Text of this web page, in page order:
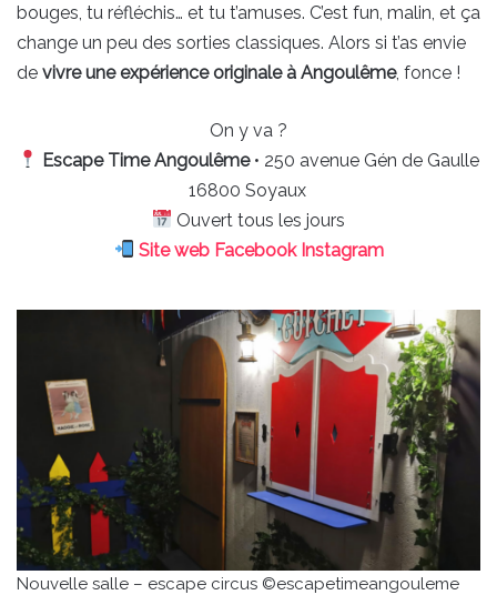
bouges, tu réfléchis… et tu t’amuses. C’est fun, malin, et ça
change un peu des sorties classiques. Alors si t’as envie
de vivre une expérience originale à Angoulême, fonce !
On y va ?
Escape Time Angoulême• 250 avenue Gén de Gaulle
16800 Soyaux
Ouvert tous les jours
Site web Facebook Instagram
Nouvelle salle – escape circus ©escapetimeangouleme